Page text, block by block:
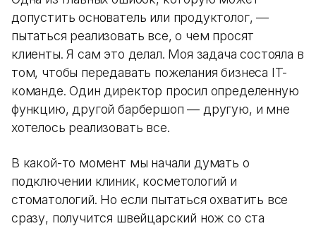
допустить основатель или продуктолог, —
пытаться реализовать все, о чем просят
клиенты. Я сам это делал. Моя задача состояла в
том, чтобы передавать пожелания бизнеса IT-
команде. Один директор просил определенную
функцию, другой барбершоп — другую, и мне
хотелось реализовать все.
В какой-то момент мы начали думать о
подключении клиник, косметологий и
стоматологий. Но если пытаться охватить все
сразу, получится швейцарский нож со ста